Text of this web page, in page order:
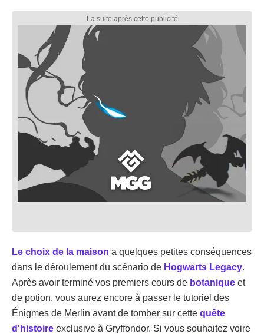
Le choix de la maison a quelques petites conséquences
dans le déroulement du scénario de Hogwarts Legacy.
Après avoir terminé vos premiers cours de botanique et
de potion, vous aurez encore à passer le tutoriel des
Énigmes de Merlin avant de tomber sur cette quête
d'histoire exclusive à Gryffondor. Si vous souhaitez voire